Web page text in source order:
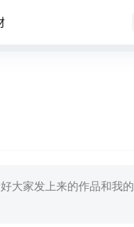
大家发上来的作品和我的